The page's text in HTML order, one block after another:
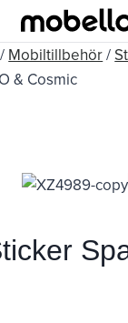
/ Mobiltillbehör/
& Cosmic